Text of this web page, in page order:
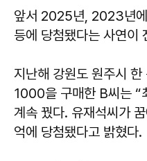
앞서 2025년, 2023년에
등에 당첨됐다는 사연이
지난해 강원도 원주시
1000을 구매한 B씨는 “
계속 꿨다. 유재석씨가
억에 당첨됐다고 밝혔다.